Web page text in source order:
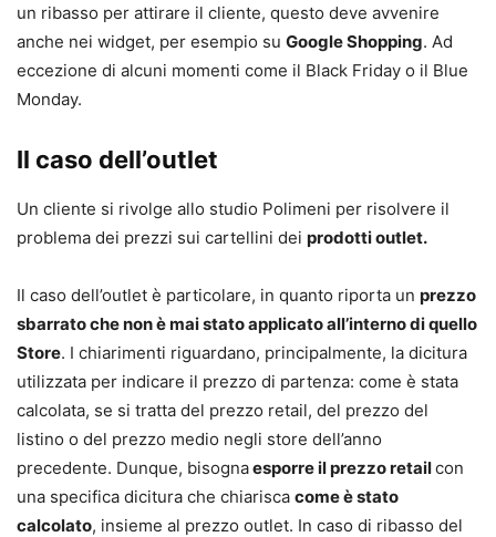
un ribasso per attirare il cliente, questo deve avvenire
anche nei widget, per esempio su Google Shopping. Ad
eccezione di alcuni momenti come il Black Friday o il Blue
Monday.
Il caso dell’outlet
Un cliente si rivolge allo studio Polimeni per risolvere il
problema dei prezzi sui cartellini dei prodotti outlet.
Il caso dell’outlet è particolare, in quanto riporta un prezzo
sbarrato che non è mai stato applicato all’interno di quello
Store. I chiarimenti riguardano, principalmente, la dicitura
utilizzata per indicare il prezzo di partenza: come è stata
calcolata, se si tratta del prezzo retail, del prezzo del
listino o del prezzo medio negli store dell’anno
precedente. Dunque, bisognaesporre il prezzo retailcon
una specifica dicitura che chiarisca come è stato
calcolato, insieme al prezzo outlet. In caso di ribasso del